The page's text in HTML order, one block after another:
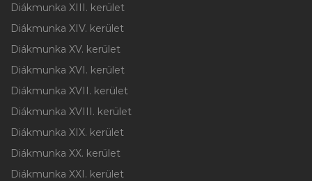
Diákmunka XIII. kerület
Diákmunka XIV. kerület
Diákmunka XV. kerület
Diákmunka XVI. kerület
Diákmunka XVII. kerület
Diákmunka XVIII. kerület
Diákmunka XIX. kerület
Diákmunka XX. kerület
Diákmunka XXI. kerület